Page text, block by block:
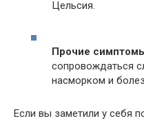
Цельсия.
Прочие
сопровождаться
насморком и
Если вы заметили у себя